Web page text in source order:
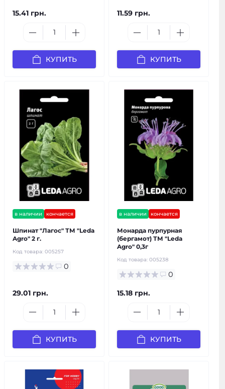
15.41 грн.
КУПИТЬ
11.59 грн.
КУПИТЬ
в наличии кончается
Шпинат "Лагос" ТМ "Leda
Agro" 2 г.
Код товара: 005257
0
29.01 грн.
КУПИТЬ
в наличии кончается
Монарда пурпурная
(бергамот) ТМ "Leda
Agro" 0,3г
Код товара: 005238
0
15.18 грн.
КУПИТЬ